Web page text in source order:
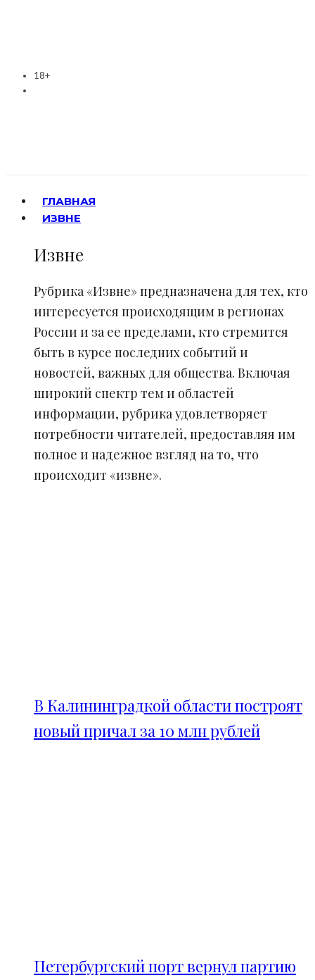
18+
ГЛАВНАЯ
ИЗВНЕ
Извне
Рубрика «Извне» предназначена для тех, кто
интересуется происходящим в регионах
России и за ее пределами, кто стремится
быть в курсе последних событий и
новостей, важных для общества. Включая
широкий спектр тем и областей
информации, рубрика удовлетворяет
потребности читателей, предоставляя им
полное и надежное взгляд на то, что
происходит «извне».
В Калининградкой области построят
новый причал за 10 млн рублей
Петербургский порт вернул партию